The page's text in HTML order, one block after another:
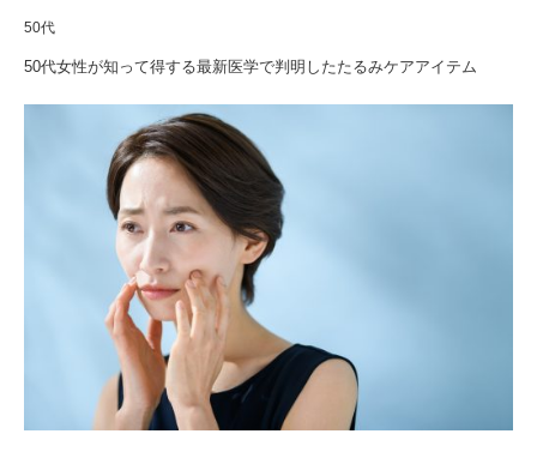
50代
50代女性が知って得する最新医学で判明したたるみケアアイテム